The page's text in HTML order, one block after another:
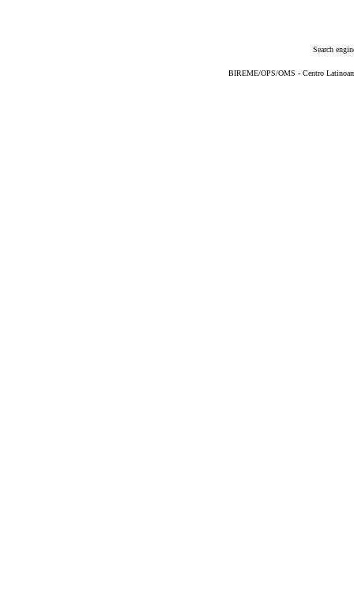
Search
BIREME/OPS/OMS - Centro